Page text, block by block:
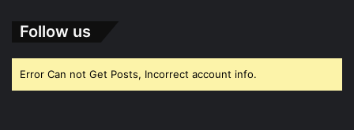
Follow us
Error Can not Get Posts, Incorrect account info.